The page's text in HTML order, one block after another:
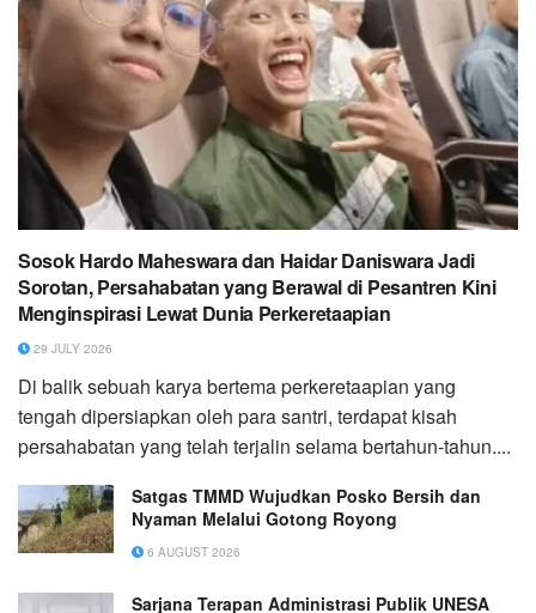
Sosok Hardo Maheswara dan Haidar Daniswara Jadi
Sorotan, Persahabatan yang Berawal di Pesantren Kini
Menginspirasi Lewat Dunia Perkeretaapian
29 JULY 2026
Di balik sebuah karya bertema perkeretaapian yang
tengah dipersiapkan oleh para santri, terdapat kisah
persahabatan yang telah terjalin selama bertahun-tahun....
Satgas TMMD Wujudkan Posko Bersih dan
Nyaman Melalui Gotong Royong
6 AUGUST 2026
Sarjana Terapan Administrasi Publik UNESA